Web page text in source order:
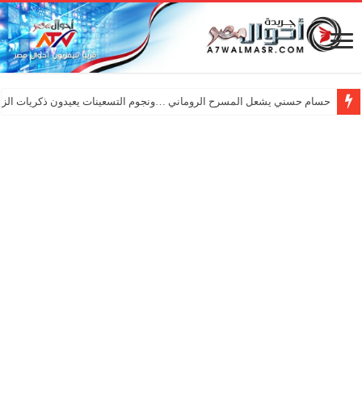
حسام حسني يشعل المسرح الروماني …ونجوم التسعينات يعيدون ذكريات